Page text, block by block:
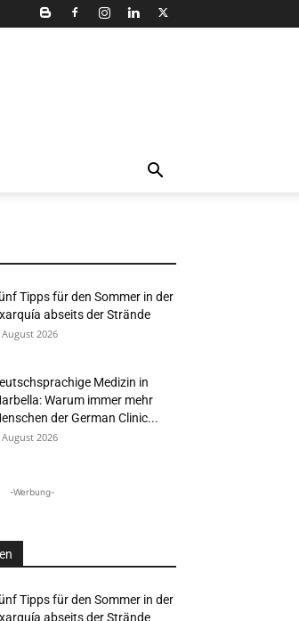
Tipps für den Sommer in der
abseits der Strände
August 2026
Medizin in
Warum immer mehr
der German Clinic...
August 2026
-Werbung-
Tipps für den Sommer in der
abseits der Strände